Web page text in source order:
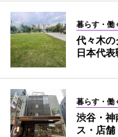
暮らす・働
代々木
日本代
暮らす・働
渋谷・
ス・店